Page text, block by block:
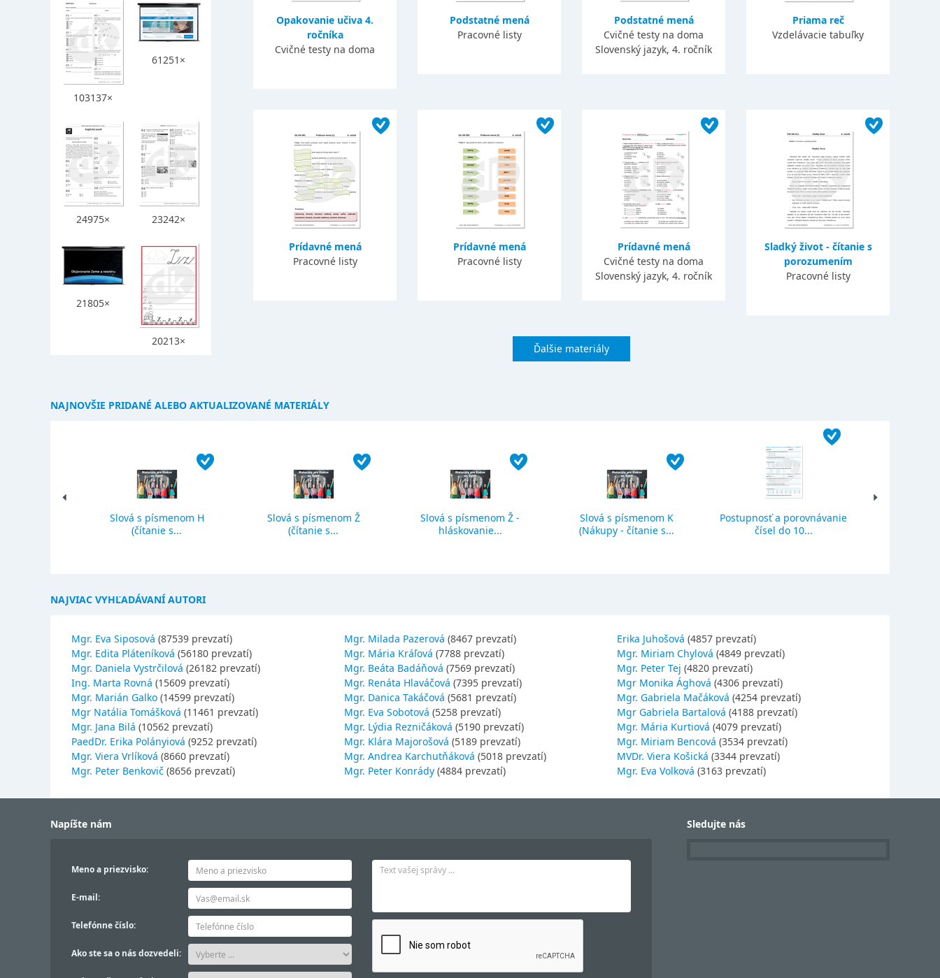
Opakovanie učiva 4.
ročníka
Cvičné testy na doma
Podstatné mená
Pracovné listy
Podstatné mená
Cvičné testy na doma
Slovenský jazyk, 4. ročník
Priama reč
Vzdelávacie tabuľky
Prídavné mená
Pracovné listy
Prídavné mená
Pracovné listy
Prídavné mená
Cvičné testy na doma
Slovenský jazyk, 4. ročník
Sladký život - čítanie s
porozumením
Pracovné listy
Ďalšie materiály
103137×
61251×
24975× 23242×
21805×
20213×
NAJNOVŠIE PRIDANÉ ALEBO AKTUALIZOVANÉ MATERIÁLY
Slová s písmenom H
(čítanie s...
Slová s písmenom Ž
(čítanie s...
Slová s písmenom Ž -
hláskovanie...
Slová s písmenom K
(Nákupy - čítanie s...
Postupnosť a porovnávanie
čísel do 10...
NAJVIAC VYHĽADÁVANÍ AUTORI
Mgr. Eva Siposová (87539 prevzatí)
Mgr. Edita Pláteníková (56180 prevzatí)
Mgr. Daniela Vystrčilová (26182 prevzatí)
Ing. Marta Rovná (15609 prevzatí)
Mgr. Marián Galko (14599 prevzatí)
Mgr Natália Tomášková (11461 prevzatí)
Mgr. Jana Bilá (10562 prevzatí)
PaedDr. Erika Polányiová (9252 prevzatí)
Mgr. Viera Vrlíková (8660 prevzatí)
Mgr. Peter Benkovič (8656 prevzatí)
Mgr. Milada Pazerová (8467 prevzatí)
Mgr. Mária Kráľová (7788 prevzatí)
Mgr. Beáta Badáňová (7569 prevzatí)
Mgr. Renáta Hlaváčová (7395 prevzatí)
Mgr. Danica Takáčová (5681 prevzatí)
Mgr. Eva Sobotová (5258 prevzatí)
Mgr. Lýdia Rezničáková (5190 prevzatí)
Mgr. Klára Majorošová (5189 prevzatí)
Mgr. Andrea Karchutňáková (5018 prevzatí)
Mgr. Peter Konrády (4884 prevzatí)
Erika Juhošová (4857 prevzatí)
Mgr. Miriam Chylová (4849 prevzatí)
Mgr. Peter Tej (4820 prevzatí)
Mgr Monika Ághová (4306 prevzatí)
Mgr. Gabriela Mačáková (4254 prevzatí)
Mgr Gabriela Bartalová (4188 prevzatí)
Mgr. Mária Kurtiová (4079 prevzatí)
Mgr. Miriam Bencová (3534 prevzatí)
MVDr. Viera Košická (3344 prevzatí)
Mgr. Eva Volková (3163 prevzatí)
Napíšte nám
Meno a priezvisko:
E-mail:
Telefónne číslo:
Ako ste sa o nás dozvedeli:
Sledujte nás